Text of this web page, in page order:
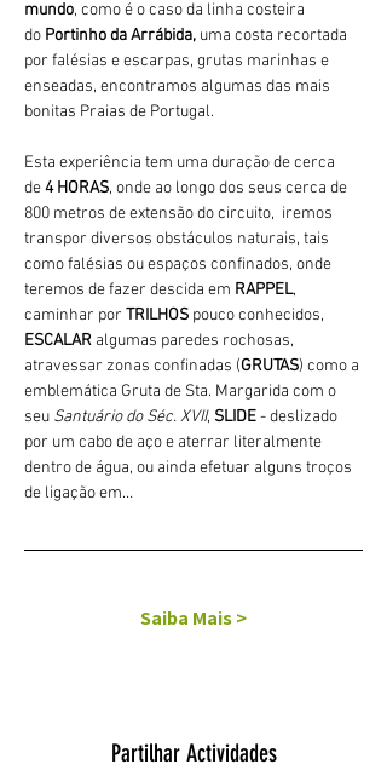
mundo, como é o caso da linha costeira
do Portinho da Arrábida, uma costa recortada
por falésias e escarpas, grutas marinhas e
enseadas, encontramos algumas das mais
bonitas Praias de Portugal.
Esta experiência tem uma duração de cerca
de 4 HORAS, onde ao longo dos seus cerca de
800 metros de extensão do circuito,  iremos
transpor diversos obstáculos naturais, tais
como falésias ou espaços confinados, onde
teremos de fazer descida em RAPPEL,
caminhar por TRILHOS pouco conhecidos,
ESCALAR algumas paredes rochosas,
atravessar zonas confinadas (GRUTAS) como a
emblemática Gruta de Sta. Margarida com o
seu Santuário do Séc. XVII, SLIDE - deslizado
por um cabo de aço e aterrar literalmente
dentro de água, ou ainda efetuar alguns troços
de ligação em…
Saiba Mais >
Partilhar Actividades